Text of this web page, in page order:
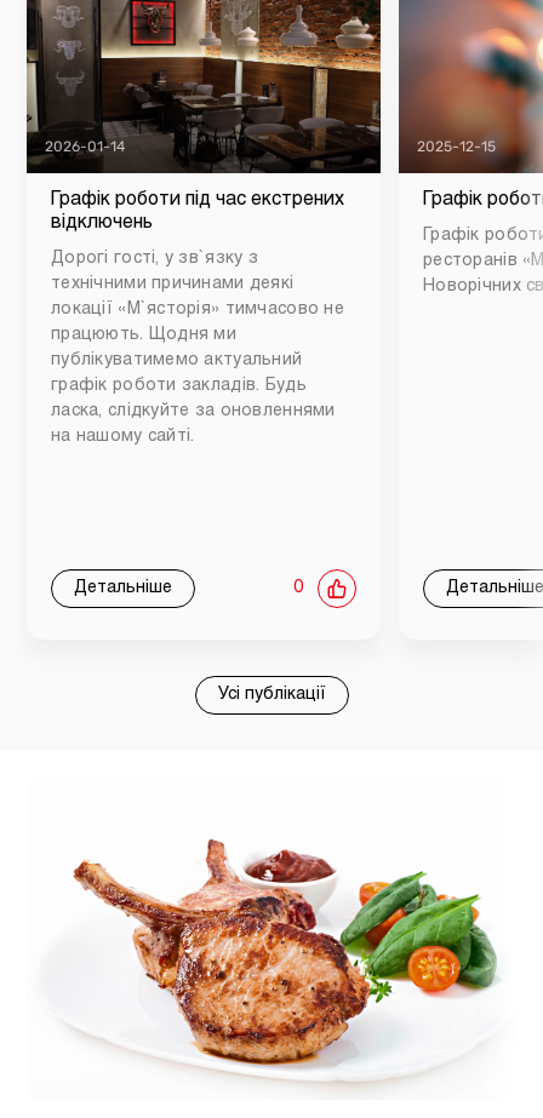
2026-01-14
Графік роботи під час екстрених
відключень
Дорогі гості, у зв`язку з
технічними причинами деякі
локації «М`ясторія» тимчасово не
працюють. Щодня ми
публікуватимемо актуальний
графік роботи закладів. Будь
ласка, слідкуйте за оновленнями
на нашому сайті.
Детальніше 0
2025-12-15
Графік
Графік
ресторанів
Новорічних
Детальніше
Усі публікації